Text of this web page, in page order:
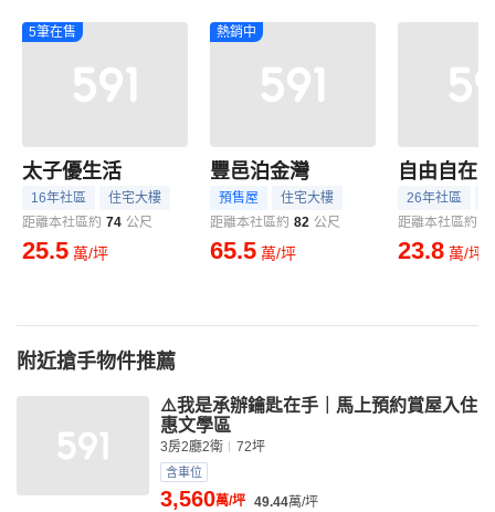
5筆在售
太子優生活
16年社區
住宅大樓
距離本社區約 74 公尺
25.5 萬/坪
熱銷中
豐邑泊金灣
預售屋
住宅大樓
距離本社區約 82 公尺
65.5 萬/坪
自由自在
26年社區
距離本社區約
23.8 萬/坪
附近搶手物件推薦
⚠️我是承辦鑰匙在手｜馬上預約賞屋入住
惠文學區
3房2廳2衛 72坪
含車位
3,560萬/坪 49.44萬/坪